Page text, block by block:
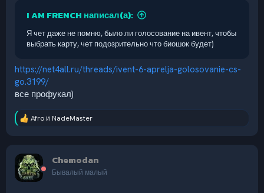
I AM FRENCH написал(а):
Я чет даже не помню, было ли голосование на ивент, чтобы
выбрать карту, чет подозрительно что биошок будет)
https://net4all.ru/threads/ivent-6-aprelja-golosovanie-cs-
go.3199/
все профукал)
Р
ц
и
и
Afroи NadeMaster
Chemodan
Бывалый малый